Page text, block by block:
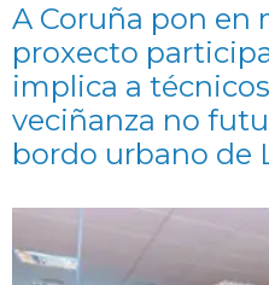
A Coruña pon en
proxecto
implica a
veciñanza no
bordo urbano de